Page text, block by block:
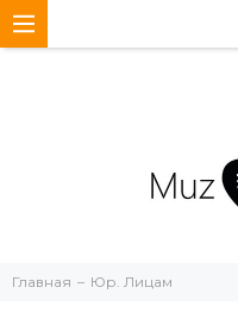
Главная Юр. Лицам